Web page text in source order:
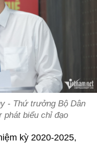
- Thứ trưởng Bộ Dân
phát biểu chỉ đạo
kỳ 2020-2025,